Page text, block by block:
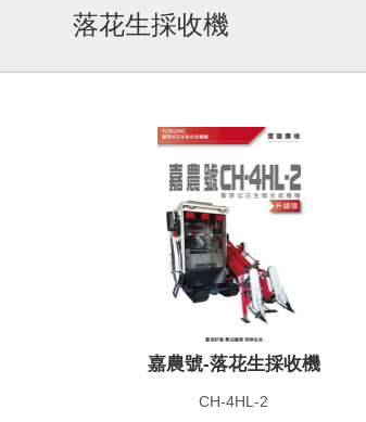
落花生採收機
嘉農號-落花生採收機
CH-4HL-2